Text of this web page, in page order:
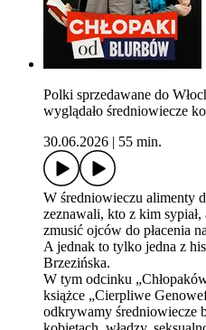
Polki sprzedawane do
wyglądało średniowiecze
30.06.2026
55 min.
W średniowieczu alimenty
zeznawali, kto z kim sypiał,
zmusić ojców do płacenia
A jednak to tylko jedna z
Brzezińska.
W tym odcinku
książce „Cierpliwe
odkrywamy średniowiecze